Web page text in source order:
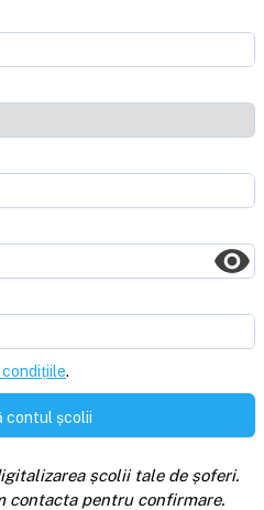
condițiile.
contul școlii
școlii tale de șoferi.
contacta pentru confirmare.